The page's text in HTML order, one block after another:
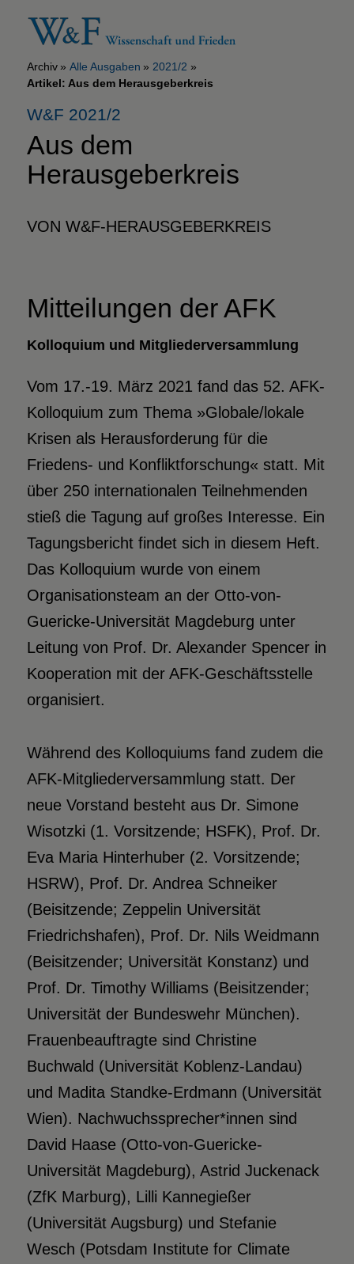
Archiv Alle Ausgaben
2021/2
Artikel: Aus dem Herausgeberkreis
W&F 2021/2
Aus dem
Herausgeberkreis
VON W&F-HERAUSGEBERKREIS
Mitteilungen der AFK
Kolloquium und Mitgliederversammlung
Vom 17.-19. März 2021 fand das 52. AFK-
Kolloquium zum Thema »Globale/lokale
Krisen als Herausforderung für die
Friedens- und Konfliktforschung« statt. Mit
über 250 internationalen Teilnehmenden
stieß die Tagung auf großes Interesse. Ein
Tagungsbericht findet sich in diesem Heft.
Das Kolloquium wurde von einem
Organisationsteam an der Otto-von-
Guericke-Universität Magdeburg unter
Leitung von Prof. Dr. Alexander Spencer in
Kooperation mit der AFK-Geschäftsstelle
organisiert.
Während des Kolloquiums fand zudem die
AFK-Mitgliederversammlung statt. Der
neue Vorstand besteht aus Dr. Simone
Wisotzki (1. Vorsitzende; HSFK), Prof. Dr.
Eva Maria Hinterhuber (2. Vorsitzende;
HSRW), Prof. Dr. Andrea Schneiker
(Beisitzende; Zeppelin Universität
Friedrichshafen), Prof. Dr. Nils Weidmann
(Beisitzender; Universität Konstanz) und
Prof. Dr. Timothy Williams (Beisitzender;
Universität der Bundeswehr München).
Frauenbeauftragte sind Christine
Buchwald (Universität Koblenz-Landau)
und Madita Standke-Erdmann (Universität
Wien). Nachwuchssprecher*innen sind
David Haase (Otto-von-Guericke-
Universität Magdeburg), Astrid Juckenack
(ZfK Marburg), Lilli Kannegießer
(Universität Augsburg) und Stefanie
Wesch (Potsdam Institute for Climate